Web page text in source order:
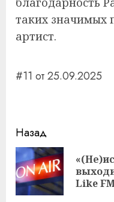
таких значимых
артист.
#11 от 25.09.2025
Навигация
записи
Назад
Like